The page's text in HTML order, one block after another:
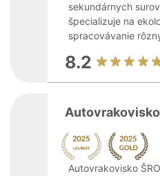
sekundárnych
špecializuje na
spracovávanie
8.2
Autovrakovisko
Autovrakovisko